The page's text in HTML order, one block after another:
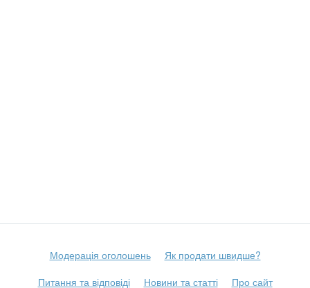
Модерація оголошень
Як продати швидше?
Питання та відповіді
Новини та статті
Про сайт